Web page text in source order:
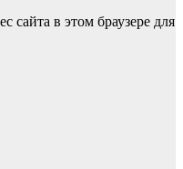
сайта в этом браузере для